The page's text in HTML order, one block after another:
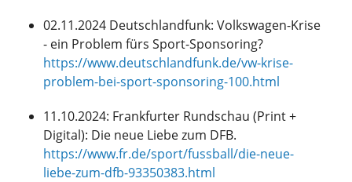
02.11.2024 Deutschlandfunk: Volkswagen-Krise
- ein Problem fürs Sport-Sponsoring?
https://www.deutschlandfunk.de/vw-krise-
problem-bei-sport-sponsoring-100.html
11.10.2024: Frankfurter Rundschau (Print +
Digital): Die neue Liebe zum DFB.
https://www.fr.de/sport/fussball/die-neue-
liebe-zum-dfb-93350383.html